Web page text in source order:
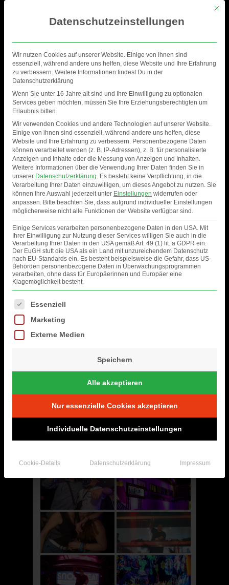
04-02-2023 SNOWBEAT
Mit
Datenschutzeinstellungen
Wir nutzen Cookies auf unserer Website. Einige von ihnen sind
essenziell, während andere uns helfen, diese Website und Ihre Erfahrung
zu verbessern. Weitere Informationen findest Du in der
Datenschutzerklärung
Wenn Sie unter 16 Jahre alt sind und Ihre Einwilligung zu optionalen
Services geben möchten, müssen Sie Ihre Erziehungsberechtigten um
Erlaubnis bitten.
Wir verwenden Cookies und andere Technologien auf unserer Website.
Einige von ihnen sind essenziell, während andere uns helfen, diese
Website und Ihre Erfahrung zu verbessern. Personenbezogene Daten
können verarbeitet werden (z. B. IP-Adressen), z. B. für personalisierte
Anzeigen und Inhalte oder die Messung von Anzeigen und Inhalten.
Weitere Informationen über die Verwendung Ihrer Daten finden Sie in
unserer Datenschutzerklärung. Es besteht keine Verpflichtung, in die
Verarbeitung Ihrer Daten einzuwilligen, um dieses Angebot zu nutzen. Sie
können Ihre Auswahl jederzeit unter Einstellungen widerrufen oder
anpassen. Bitte beachten Sie, dass aufgrund individueller Einstellungen
möglicherweise nicht alle Funktionen der Website verfügbar sind.
Einige Services verarbeiten personenbezogene Daten in den USA. Mit
Ihrer Einwilligung zur Nutzung dieser Services willigen Sie auch in die
Verarbeitung Ihrer Daten in den USA gemäß Art. 49 (1) lit. a GDPR ein.
Der EuGH stuft die USA als ein Land mit unzureichendem Datenschutz
nach EU-Standards ein. Es besteht beispielsweise die Gefahr, dass US-
Behörden personenbezogene Daten in Überwachungsprogrammen
verarbeiten, ohne dass für Europäerinnen und Europäer eine
Klagemöglichkeit besteht.
Es folgt eine Liste der Service-Gruppen, für die eine Einwilligung erteilt
Essenziell
Marketing
Externe Medien
Speichern
Alle akzeptieren
Nur essenzielle Cookies akzeptieren
Individuelle Datenschutzeinstellungen
Cookie-Details Datenschutzerklärung Impressum